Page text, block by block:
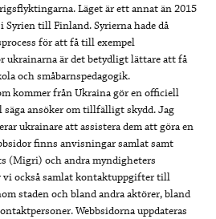
Läget är ett annat än 2015
Syrien till Finland. Syrierna hade då
för att få till exempel
ukrainarna är det betydligt lättare att få
och småbarnspedagogik.
kommer från Ukraina gör en officiell
ansöker om tillfälligt skydd. Jag
ukrainare att assistera dem att göra en
finns anvisningar samlat samt
(Migri) och andra myndigheters
vi också samlat kontaktuppgifter till
staden och bland andra aktörer, bland
Webbsidorna uppdateras